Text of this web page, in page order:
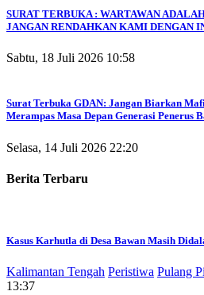
SURAT TERBUKA : WARTAWAN
JANGAN RENDAHKAN KAMI DENGAN
Sabtu, 18 Juli 2026 10:58
Surat Terbuka GDAN: Jangan Biarkan
Merampas Masa Depan Generasi Penerus
Selasa, 14 Juli 2026 22:20
Berita Terbaru
Kasus Karhutla di Desa Bawan Masih
Kalimantan Tengah Peristiwa Pulang
13:37